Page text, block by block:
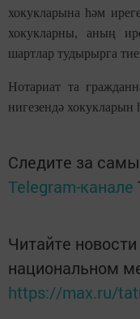
хокукларына һәм
хокукларны, аның
шартлар тудырырга
Нотариат та
нигезендә хокукларын
Следите за
Telegram-канале
Читайте
национальном
https://max.ru/